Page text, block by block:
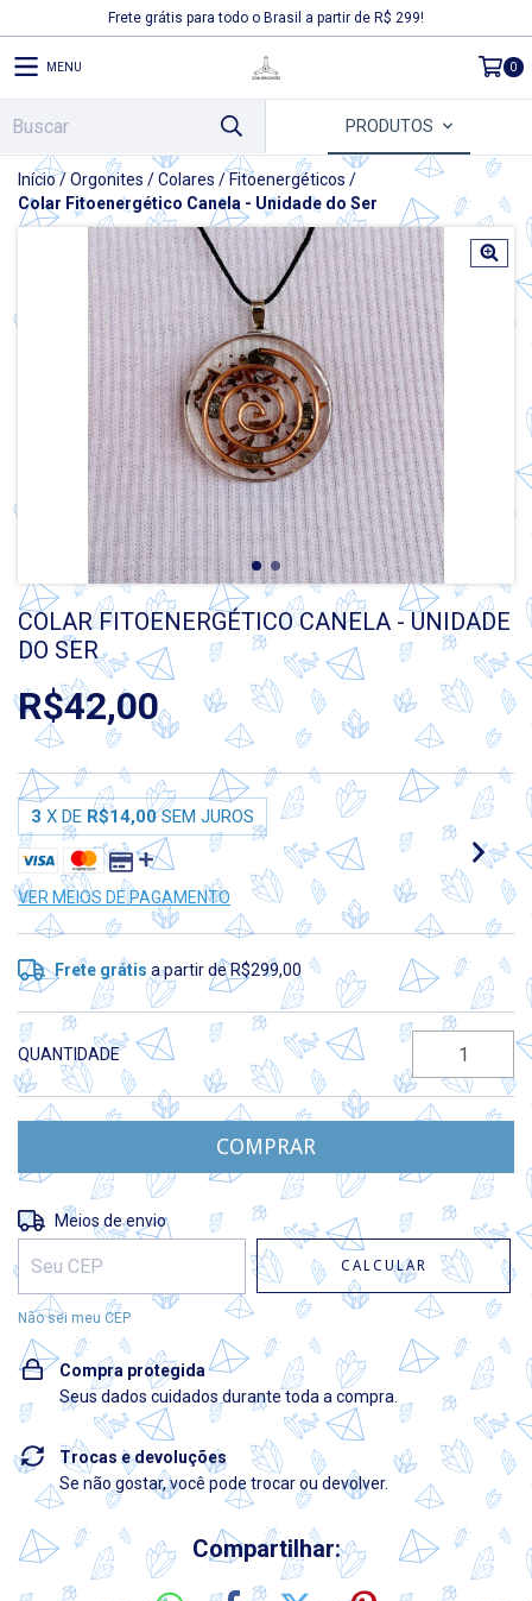
Frete grátis para todo o Brasil a partir de R$ 299!
MENU 0
PRODUTOS
Início/Orgonites /Colares /Fitoenergéticos /
Colar Fitoenergético Canela - Unidade do Ser
COLAR FITOENERGÉTICO CANELA - UNIDADE
DO SER
R$42,00
3 X DE R$14,00 SEM JUROS
VER MEIOS DE PAGAMENTO
Frete grátis a partir deR$299,00
QUANTIDADE
Entregas para o CEP: ALTERAR CEP
Meios de envio
CALCULAR
Não sei meu CEP
Compra protegida
Seus dados cuidados durante toda a compra.
Trocas e devoluções
Se não gostar, você pode trocar ou devolver.
Compartilhar: